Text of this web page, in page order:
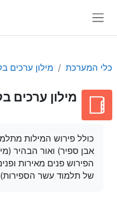
כלי המערכת מילון ערכים
מילון ערכים
כולל פירוש המילות
אבן ספיר) ואור הבהיר
הפירוש פנים מאירות
של תלמוד עשר